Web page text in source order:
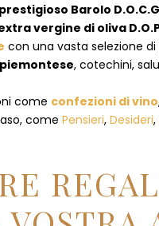
prestigioso Barolo D.O.C.G
vergine di oliva
con una vasta selezione
, cotechini,
come confezioni di vino
come Pensieri, Desideri,